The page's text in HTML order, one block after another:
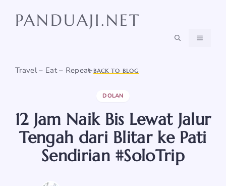
PANDUAJI.NET
Travel – Eat – Repeat
MENU
BACK TO BLOG
DOLAN
12 Jam Naik Bis Lewat Jalur
Tengah dari Blitar ke Pati
Sendirian #SoloTrip